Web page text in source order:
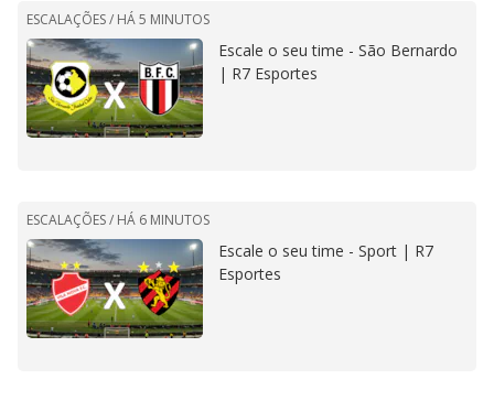
ESCALAÇÕES / HÁ 5 MINUTOS
Escale o seu time - São Bernardo
| R7 Esportes
ESCALAÇÕES / HÁ 6 MINUTOS
Escale o seu time - Sport | R7
Esportes